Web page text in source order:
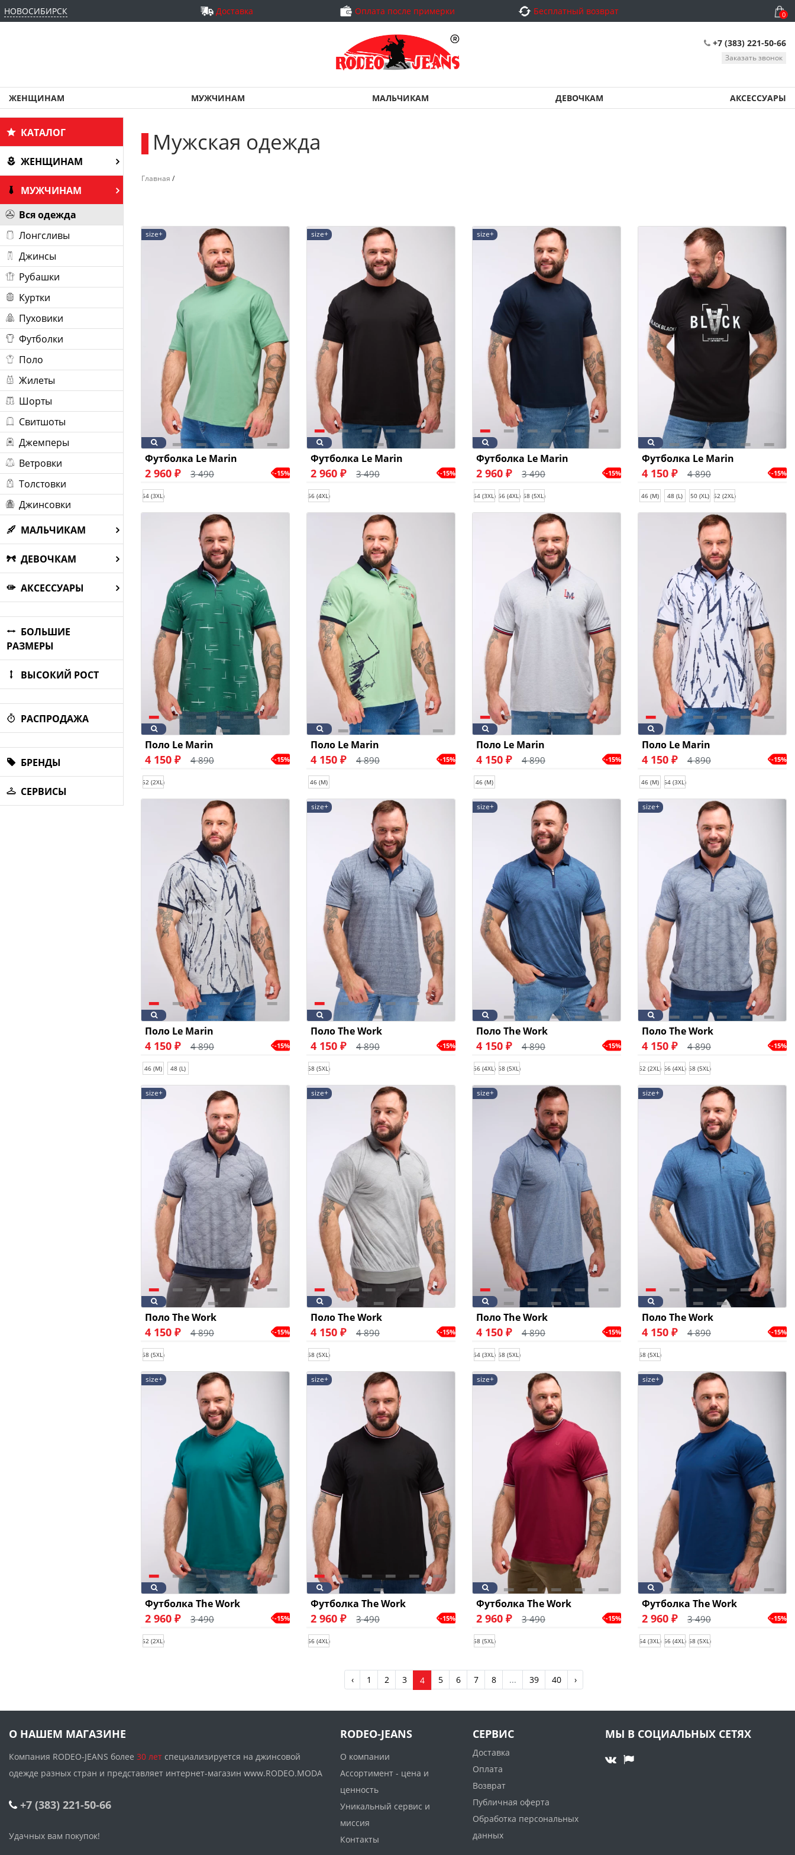
НОВОСИБИРСК Доставка Оплата после примерки Бесплатный возврат 0
+7 (383) 221-50-66
Заказать звонок
ЖЕНЩИНАМ МУЖЧИНАМ МАЛЬЧИКАМ ДЕВОЧКАМ АКСЕССУАРЫ
КАТАЛОГ
ЖЕНЩИНАМ
МУЖЧИНАМ
Вся одежда
Лонгсливы
Джинсы
Рубашки
Куртки
Пуховики
Футболки
Поло
Жилеты
Шорты
Свитшоты
Джемперы
Ветровки
Толстовки
Джинсовки
МАЛЬЧИКАМ
ДЕВОЧКАМ
АКСЕССУАРЫ
БОЛЬШИЕ
РАЗМЕРЫ
ВЫСОКИЙ РОСТ
РАСПРОДАЖА
БРЕНДЫ
СЕРВИСЫ
Мужская одежда
Главная /
size+
Футболка Le Marin
2 960 ₽ 3 490 -15%
54 (3XL)
size+
Футболка Le Marin
2 960 ₽ 3 490 -15%
56 (4XL)
size+
Футболка Le Marin
2 960 ₽ 3 490 -15%
54 (3XL) 56 (4XL) 58 (5XL)
Футболка Le Marin
4 150 ₽ 4 890 -15%
46 (M) 48 (L) 50 (XL) 52 (2XL)
Поло Le Marin
4 150 ₽ 4 890 -15%
52 (2XL)
Поло Le Marin
4 150 ₽ 4 890 -15%
46 (M)
Поло Le Marin
4 150 ₽ 4 890 -15%
46 (M)
Поло Le Marin
4 150 ₽ 4 890 -15%
46 (M) 54 (3XL)
Поло Le Marin
4 150 ₽ 4 890 -15%
46 (M) 48 (L)
size+
Поло The Work
4 150 ₽ 4 890 -15%
58 (5XL)
size+
Поло The Work
4 150 ₽ 4 890 -15%
56 (4XL) 58 (5XL)
size+
Поло The Work
4 150 ₽ 4 890 -15%
52 (2XL) 56 (4XL) 58 (5XL)
size+
Поло The Work
4 150 ₽ 4 890 -15%
58 (5XL)
size+
Поло The Work
4 150 ₽ 4 890 -15%
58 (5XL)
size+
Поло The Work
4 150 ₽ 4 890 -15%
54 (3XL) 58 (5XL)
size+
Поло The Work
4 150 ₽ 4 890 -15%
58 (5XL)
size+
Футболка The Work
2 960 ₽ 3 490 -15%
52 (2XL)
size+
Футболка The Work
2 960 ₽ 3 490 -15%
56 (4XL)
size+
Футболка The Work
2 960 ₽ 3 490 -15%
58 (5XL)
size+
Футболка The Work
2 960 ₽ 3 490 -15%
54 (3XL) 56 (4XL) 58 (5XL)
‹ 1 2 3 4 5 6 7 8 ... 39 40 ›
О НАШЕМ МАГАЗИНЕ
Компания RODEO-JEANS более 30 лет специализируется на джинсовой
одежде разных стран и представляет интернет-магазин www.RODEO.MODA
+7 (383) 221-50-66
Удачных вам покупок!
RODEO-JEANS
О компании
Ассортимент - цена и
ценность
Уникальный сервис и
миссия
Контакты
СЕРВИС
Доставка
Оплата
Возврат
Публичная оферта
Обработка персональных
данных
МЫ В СОЦИАЛЬНЫХ СЕТЯХ